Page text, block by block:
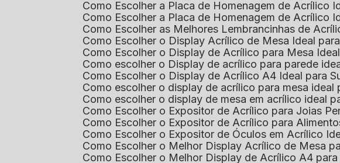
Como Escolher a Placa de Homenagem de Acrílico
Como Escolher a Placa de Homenagem de Acrílico
Como Escolher as Melhores Lembrancinhas de
Como Escolher o Display Acrílico de Mesa Ideal
Como Escolher o Display de Acrílico para Mesa
Como escolher o Display de acrílico para parede
Como Escolher o Display de Acrílico A4 Ideal para
Como escolher o display de acrílico para mesa
Como escolher o display de mesa em acrílico ideal
Como Escolher o Expositor de Acrílico para Joias
Como Escolher o Expositor de Acrílico para
Como Escolher o Expositor de Óculos em Acrílico
Como Escolher o Melhor Display Acrílico de Mesa
Como Escolher o Melhor Display de Acrílico A4